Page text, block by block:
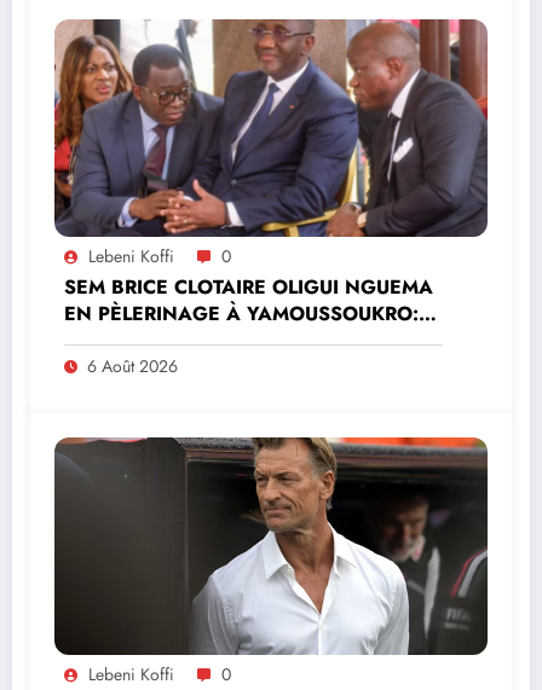
Lebeni Koffi 0
SEM BRICE CLOTAIRE OLIGUI NGUEMA
EN PÈLERINAGE À YAMOUSSOUKRO:LE
MINISTRE PAULIN CLAUDE DANHO
PREND PART À LA CÉRÉMONIE
6 Août 2026
Lebeni Koffi 0